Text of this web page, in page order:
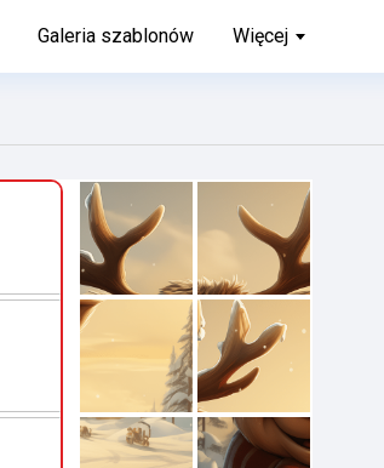
Galeria szablonów Więcej